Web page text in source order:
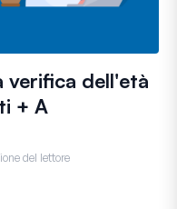
verifica dell'età
+ A
del lettore